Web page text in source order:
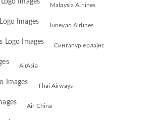
Malaysia Airlines
Juneyao Airlines
Сингапур ерлајнс
AirAsia
Thai Airways
Air China